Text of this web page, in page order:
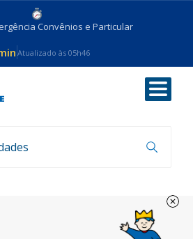
Convênios e Particular
Atualizado às 05h46